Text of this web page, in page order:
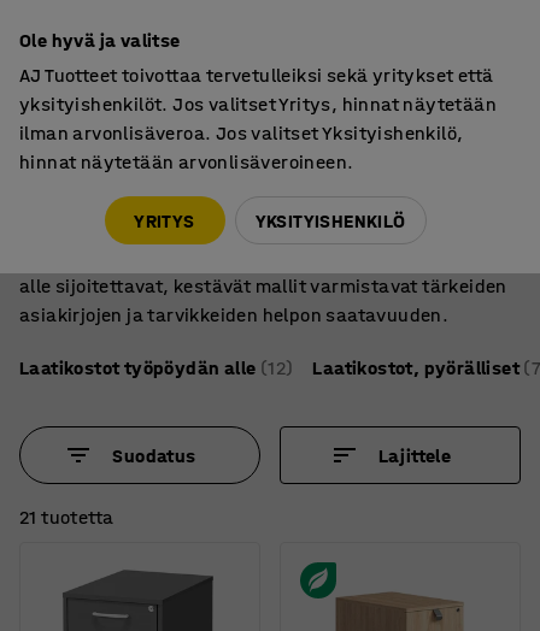
Löydä täydellinen laatikosto toimistoosi
alle sijoitettavat, kestävät mallit varmistavat tärkeiden
asiakirjojen ja tarvikkeiden helpon saatavuuden.
Laatikostot työpöydän alle (12) Laatikostot, pyörälliset
Suodatus Lajittele
21 tuotetta
Ole hyvä ja valitse
AJ Tuotteet toivottaa tervetulleiksi sekä yritykset että
yksityishenkilöt. Jos valitset Yritys, hinnat näytetään
ilman arvonlisäveroa. Jos valitset Yksityishenkilö,
hinnat näytetään arvonlisäveroineen.
YRITYS YKSITYISHENKILÖ